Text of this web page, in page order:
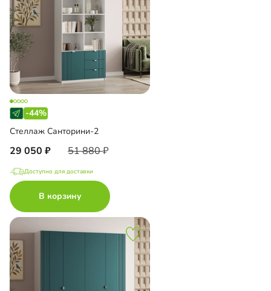
-44%
Стеллаж Санторини-2
29 050 51 880
Доступно для доставки
В корзину